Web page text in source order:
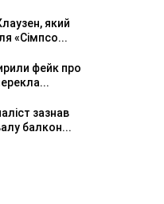
який
«Сімпсо...
фейк про
зазнав
балкон...